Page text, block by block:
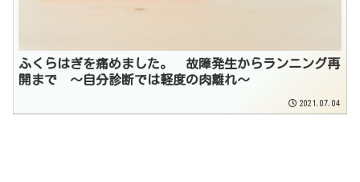
ふくらはぎを痛めました。 故障発生からランニング再
開まで 〜自分診断では軽度の肉離れ〜
2021.07.04